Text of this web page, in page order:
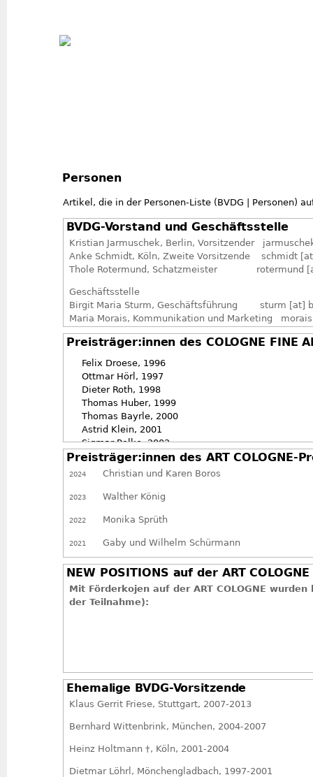
Personen
Artikel, die in der Personen-Liste (BVDG | Personen)
BVDG-Vorstand und Geschäftsstelle
Kristian Jarmuschek, Berlin, Vorsitzender
Anke Schmidt, Köln, Zweite Vorsitzende schmidt
Thole Rotermund, Schatzmeister rotermund
Geschäftsstelle
Birgit Maria Sturm, Geschäftsführung sturm [at]
Maria Morais, Kommunikation und Marketing morais
Preisträger:innen des COLOGNE FINE
Felix Droese, 1996
Ottmar Hörl, 1997
Dieter Roth, 1998
Thomas Huber, 1999
Thomas Bayrle, 2000
Astrid Klein, 2001
Sigmar Polke, 2002
Jörg Sasse, 2003
Preisträger:innen des ART COLOGNE-
2024 Christian und Karen Boros
2023 Walther König
2022 Monika Sprüth
2021 Gaby und Wilhelm Schürmann
NEW POSITIONS auf der ART
Mit Förderkojen auf der ART COLOGNE
der Teilnahme):
Ehemalige BVDG-Vorsitzende
Klaus Gerrit Friese, Stuttgart, 2007-2013
Bernhard Wittenbrink, München, 2004-2007
Heinz Holtmann †, Köln, 2001-2004
Dietmar Löhrl, Mönchengladbach, 1997-2001